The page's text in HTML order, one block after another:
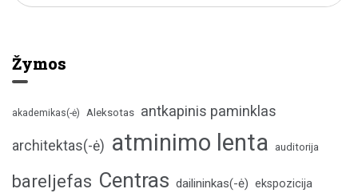
Žymos
akademikas(-ė) Aleksotas antkapinis paminklas
architektas(-ė) atminimo lenta auditorija
bareljefas Centras dailininkas(-ė) ekspozicija